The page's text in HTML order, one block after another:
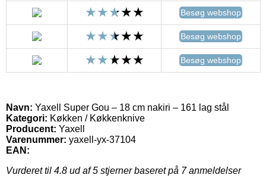
Besøg webshop
Besøg webshop
Besøg webshop
Navn: Yaxell Super Gou – 18 cm nakiri – 161 lag stål
Kategori: Køkken / Køkkenknive
Producent: Yaxell
Varenummer: yaxell-yx-37104
EAN:
Vurderet til 4.8 ud af 5 stjerner baseret på 7anmeldelser